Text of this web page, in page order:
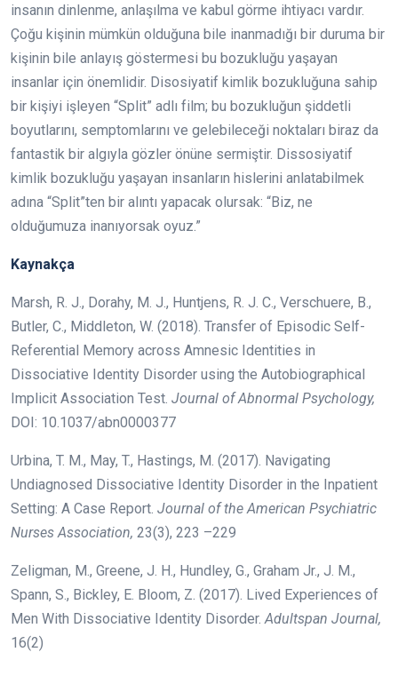
insanın dinlenme, anlaşılma ve kabul görme ihtiyacı vardır.
Çoğu kişinin mümkün olduğuna bile inanmadığı bir duruma bir
kişinin bile anlayış göstermesi bu bozukluğu yaşayan
insanlar için önemlidir. Disosiyatif kimlik bozukluğuna sahip
bir kişiyi işleyen “Split” adlı film; bu bozukluğun şiddetli
boyutlarını, semptomlarını ve gelebileceği noktaları biraz da
fantastik bir algıyla gözler önüne sermiştir. Dissosiyatif
kimlik bozukluğu yaşayan insanların hislerini anlatabilmek
adına “Split”ten bir alıntı yapacak olursak: “Biz, ne
olduğumuza inanıyorsak oyuz.”
Kaynakça
Marsh, R. J., Dorahy, M. J., Huntjens, R. J. C., Verschuere, B.,
Butler, C., Middleton, W. (2018). Transfer of Episodic Self-
Referential Memory across Amnesic Identities in
Dissociative Identity Disorder using the Autobiographical
Implicit Association Test. Journal of Abnormal Psychology,
DOI: 10.1037/abn0000377
Urbina, T. M., May, T., Hastings, M. (2017). Navigating
Undiagnosed Dissociative Identity Disorder in the Inpatient
Setting: A Case Report. Journal of the American Psychiatric
Nurses Association, 23(3), 223 –229
Zeligman, M., Greene, J. H., Hundley, G., Graham Jr., J. M.,
Spann, S., Bickley, E. Bloom, Z. (2017). Lived Experiences of
Men With Dissociative Identity Disorder.Adultspan Journal,
16(2)